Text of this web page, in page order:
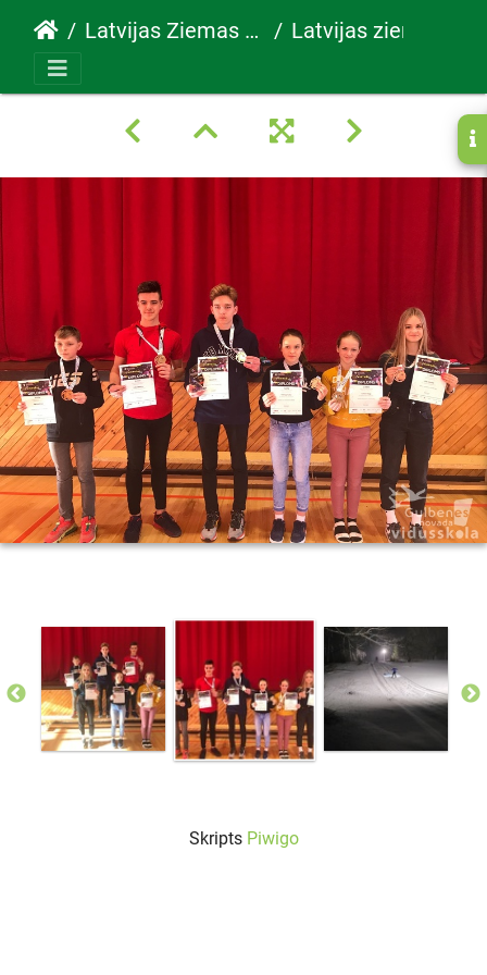
Latvijas Ziemas festivāls 2022 Latvijas ziemas festivals19
Skripts Piwigo